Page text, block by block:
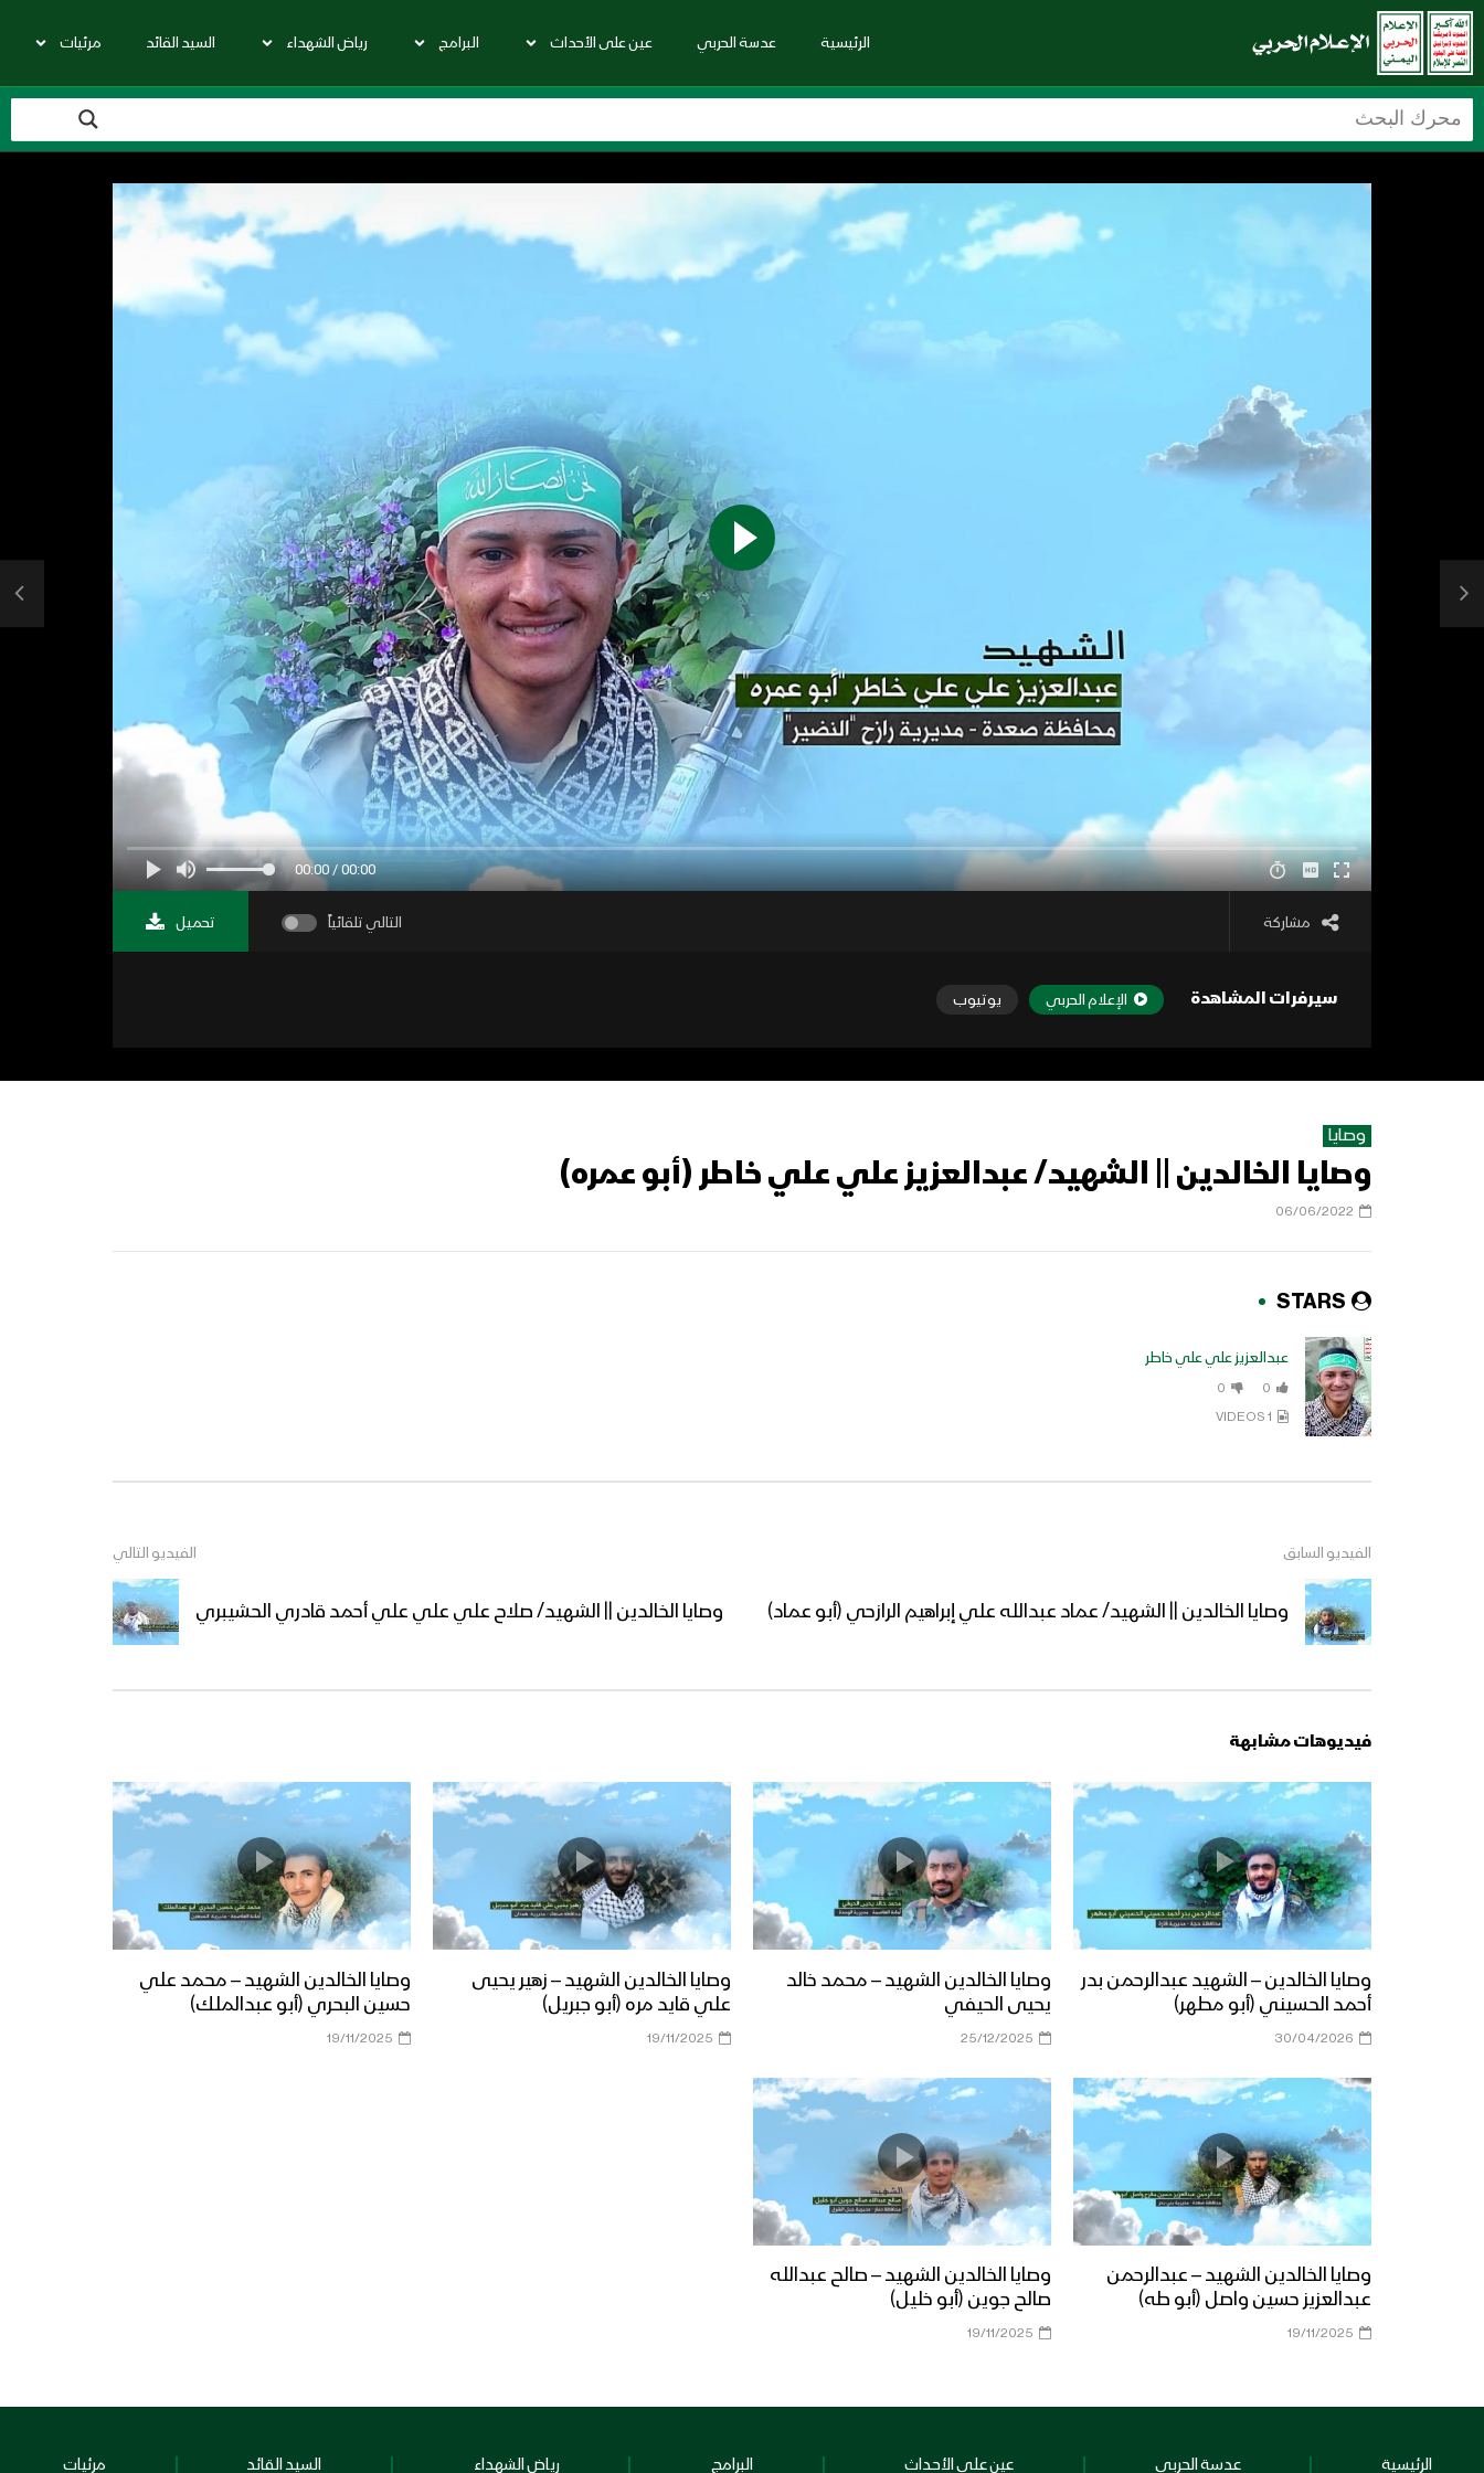
الرئيسية عدسة الحربي عين على الأحداث البرامج رياض الشهداء السيد القائد مرئيات
00:00 / 00:00
مشاركة التالي تلقائياً تحميل
سيرفرات المشاهدة الإعلام الحربي يوتيوب
وصايا
وصايا الخالدين || الشهيد/ عبدالعزيز علي علي خاطر (أبو عمره)
06/06/2022
STARS
عبدالعزيز علي علي خاطر
0
0
1 VIDEOS
الفيديو السابق
وصايا الخالدين || الشهيد/ عماد عبدالله علي إبراهيم الرازحي (أبو عماد)
الفيديو التالي
وصايا الخالدين || الشهيد/ صلاح علي علي علي أحمد قادري الحشيبري
فيديوهات مشابهة
وصايا الخالدين – الشهيد عبدالرحمن بدر
أحمد الحسيني (أبو مطهر)
30/04/2026
وصايا الخالدين الشهيد – محمد خالد
يحيى الحيفي
25/12/2025
وصايا الخالدين الشهيد – زهير يحيى
علي قايد مره (أبو جبريل)
19/11/2025
وصايا الخالدين الشهيد – محمد علي
حسين البحري (أبو عبدالملك)
19/11/2025
وصايا الخالدين الشهيد – عبدالرحمن
عبدالعزيز حسين واصل (أبو طه)
19/11/2025
وصايا الخالدين الشهيد – صالح عبدالله
صالح جوين (أبو خليل)
19/11/2025
الرئيسية عدسة الحربي عين على الأحداث البرامج رياض الشهداء السيد القائد مرئيات